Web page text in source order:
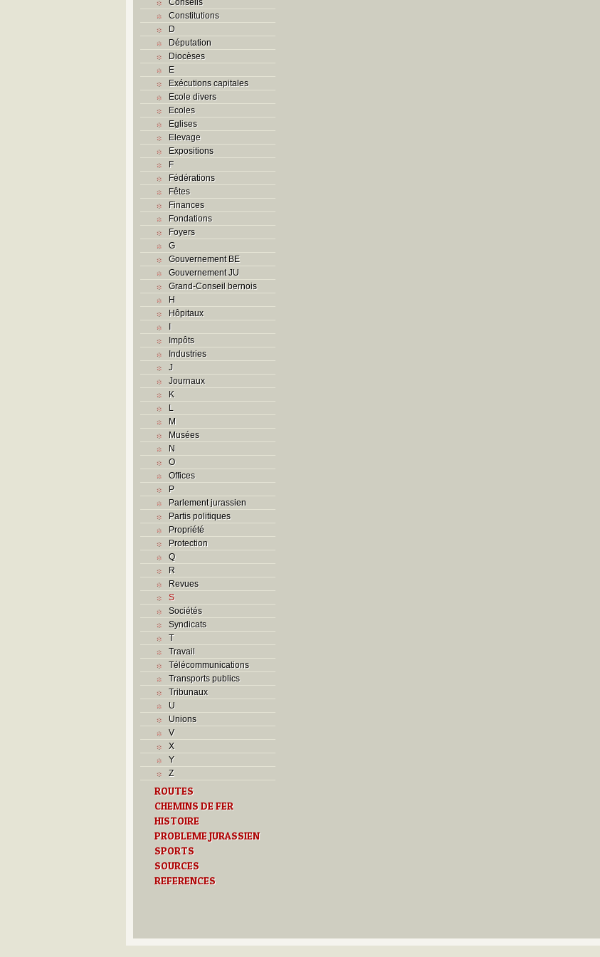
Constitutions
D
Députation
Diocèses
E
Exécutions capitales
Ecole divers
Ecoles
Eglises
Elevage
Expositions
F
Fédérations
Fêtes
Finances
Fondations
Foyers
G
Gouvernement BE
Gouvernement JU
Grand-Conseil bernois
H
Hôpitaux
I
Impôts
Industries
J
Journaux
K
L
M
Musées
N
O
Offices
P
Parlement jurassien
Partis politiques
Propriété
Protection
Q
R
Revues
S
Sociétés
Syndicats
T
Travail
Télécommunications
Transports publics
Tribunaux
U
Unions
V
X
Y
Z
ROUTES
CHEMINS DE FER
HISTOIRE
PROBLEME JURASSIEN
SPORTS
SOURCES
REFERENCES